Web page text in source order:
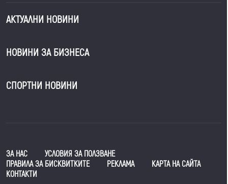
АКТУАЛНИ НОВИНИ
НОВИНИ ЗА БИЗНЕСА
СПОРТНИ НОВИНИ
ЗА НАС
УСЛОВИЯ ЗА ПОЛЗВАНЕ
ПРАВИЛА ЗА БИСКВИТКИТЕ
РЕКЛАМА
КАРТА НА САЙТА
КОНТАКТИ